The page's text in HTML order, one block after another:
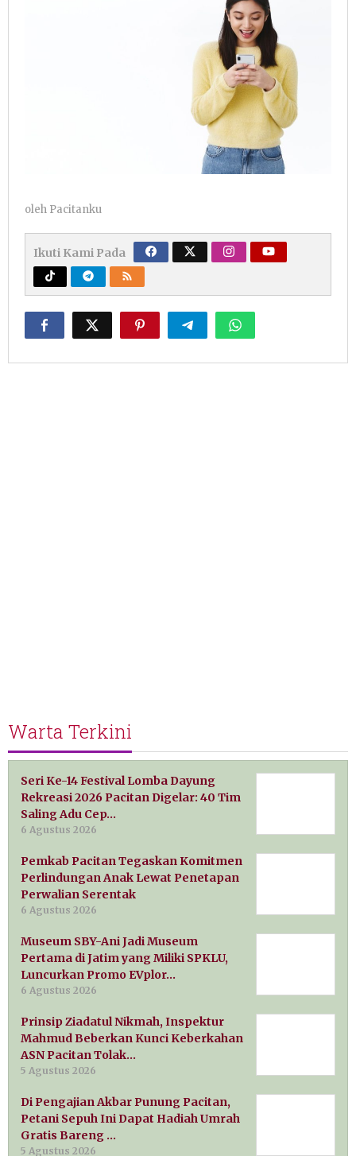
oleh Pacitanku
Ikuti Kami Pada
Warta Terkini
Seri Ke-14 Festival Lomba Dayung
Rekreasi 2026 Pacitan Digelar: 40 Tim
Saling Adu Cep…
6 Agustus 2026
Pemkab Pacitan Tegaskan Komitmen
Perlindungan Anak Lewat Penetapan
Perwalian Serentak
6 Agustus 2026
Museum SBY-Ani Jadi Museum
Pertama di Jatim yang Miliki SPKLU,
Luncurkan Promo EVplor…
6 Agustus 2026
Prinsip Ziadatul Nikmah, Inspektur
Mahmud Beberkan Kunci Keberkahan
ASN Pacitan Tolak…
5 Agustus 2026
Di Pengajian Akbar Punung Pacitan,
Petani Sepuh Ini Dapat Hadiah Umrah
Gratis Bareng …
5 Agustus 2026